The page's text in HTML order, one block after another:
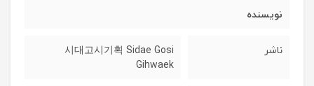
نویسنده
ناشر
시대고시기획 Sidae Gosi
Gihwaek